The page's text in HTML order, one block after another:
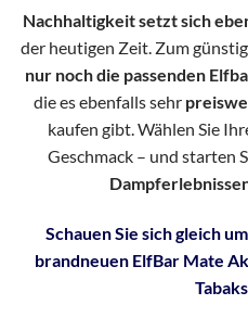
Nachhaltigkeit setzt sich
der heutigen Zeit. Zum
nur noch die passenden
die es ebenfalls sehr
kaufen gibt. Wählen Sie
Geschmack – und starten
Schauen Sie sich gleich
brandneuen ElfBar Mate